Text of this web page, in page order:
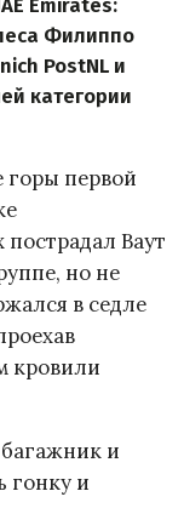
Emirates:
Филиппо
PostNL и
категории
горы первой
Ваут
но не
в седле
кровили
и
гонку и